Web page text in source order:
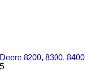
Deere 8200, 8300, 8400
5